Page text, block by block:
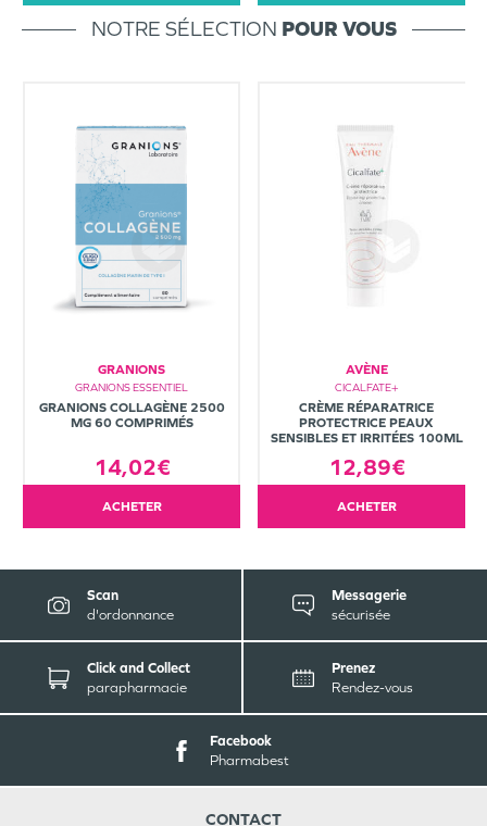
NOTRE SÉLECTION POUR VOUS
GRANIONS
GRANIONS ESSENTIEL
GRANIONS COLLAGÈNE 2500
MG 60 COMPRIMÉS
14,02€
ACHETER
AVÈNE
CICALFATE+
CRÈME RÉPARATRICE
PROTECTRICE PEAUX
SENSIBLES ET IRRITÉES 100ML
12,89€
ACHETER
Scan
d'ordonnance
Messagerie
sécurisée
Click and Collect
parapharmacie
Prenez
Rendez-vous
Facebook
Pharmabest
CONTACT